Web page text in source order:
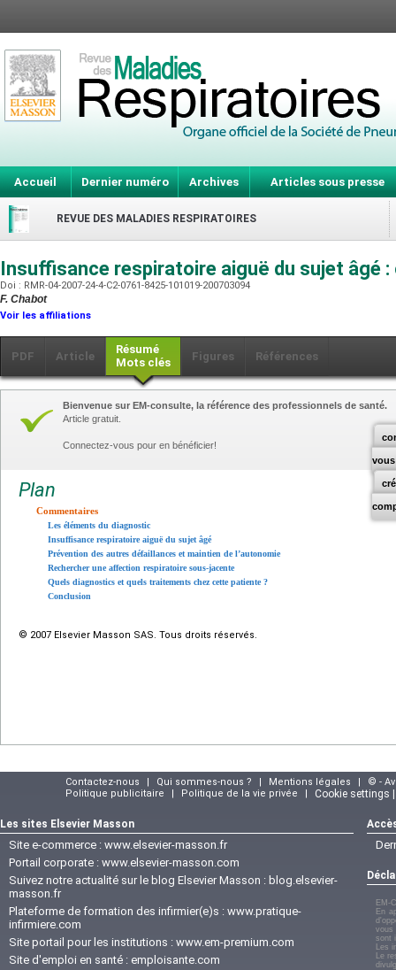
Accueil Dernier numéro Archives Articles sous presse
REVUE DES MALADIES RESPIRATOIRES
Insuffisance respiratoire aiguë du sujet âgé
Doi : RMR-04-2007-24-4-C2-0761-8425-101019-200703094
F. Chabot
Voir les affiliations
PDF Article
Résumé
Mots clés
Figures Références
vous
Bienvenue sur EM-consulte, la référence des professionnels de santé.
Article gratuit.
Connectez-vous pour en bénéficier!
Plan
Commentaires
Les éléments du diagnostic
Insuffisance respiratoire aiguë du sujet âgé
Prévention des autres défaillances et maintien de l’autonomie
Rechercher une affection respiratoire sous-jacente
Quels diagnostics et quels traitements chez cette patiente ?
Conclusion
© 2007 Elsevier Masson SAS. Tous droits réservés.
Contactez-nous | Qui sommes-nous ? | Mentions légales |
© -
Politique publicitaire
| Politique de la vie privée | Cookie settings
Les sites Elsevier Masson
Site e-commerce : www.elsevier-masson.fr
Portail corporate : www.elsevier-masson.com
Suivez notre actualité sur le blog Elsevier Masson : blog.elsevier-
masson.fr
Plateforme de formation des infirmier(e)s : www.pratique-
infirmiere.com
Site portail pour les institutions : www.em-premium.com
Site d'emploi en santé : emploisante.com
EM-
En
vous
sont
Les
Le